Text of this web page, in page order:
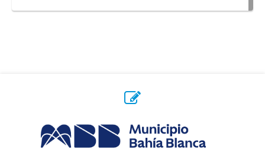
la transparencia fiscal e impositiva